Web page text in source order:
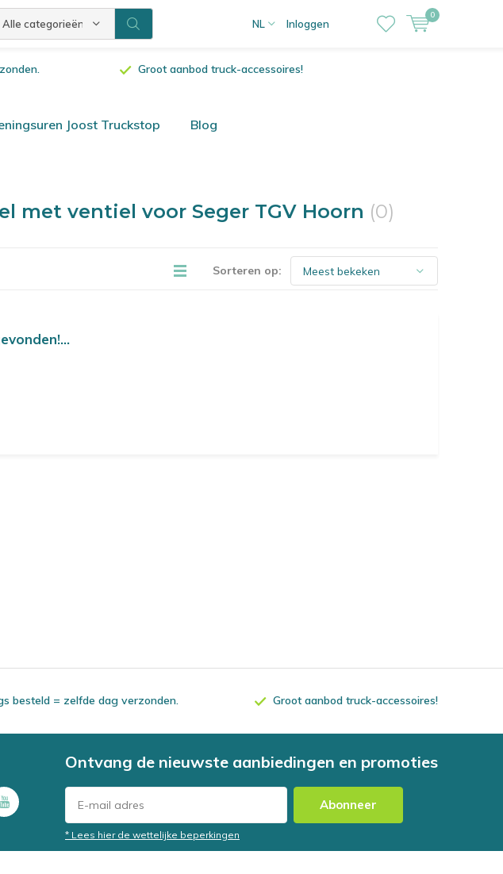
Alle categorieën NL Inloggen
0
Groot aanbod truck-accessoires!
Joost Truckstop Blog
met ventiel voor Seger TGV Hoorn (0)
Sorteren op:
besteld = zelfde dag verzonden. Groot aanbod truck-accessoires!
Ontvang de nieuwste aanbiedingen en promoties
Abonneer
* Lees hier de wettelijke beperkingen